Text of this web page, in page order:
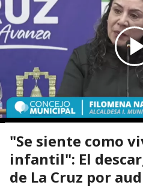
"Se siente como
infantil": El
de La Cruz por